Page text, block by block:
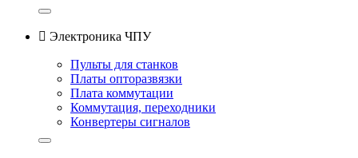
 Электроника ЧПУ
Пульты для станков
Платы опторазвязки
Плата коммутации
Коммутация, переходники
Конвертеры сигналов